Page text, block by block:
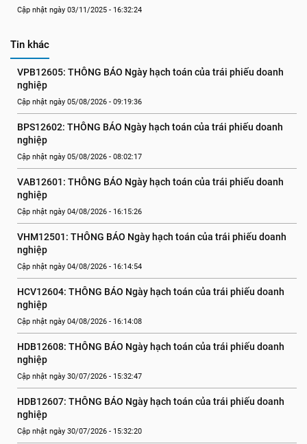
Cập nhật ngày 03/11/2025 - 16:32:24
Tin khác
VPB12605: THÔNG BÁO Ngày hạch toán của trái phiếu doanh
nghiệp
Cập nhật ngày 05/08/2026 - 09:19:36
BPS12602: THÔNG BÁO Ngày hạch toán của trái phiếu doanh
nghiệp
Cập nhật ngày 05/08/2026 - 08:02:17
VAB12601: THÔNG BÁO Ngày hạch toán của trái phiếu doanh
nghiệp
Cập nhật ngày 04/08/2026 - 16:15:26
VHM12501: THÔNG BÁO Ngày hạch toán của trái phiếu doanh
nghiệp
Cập nhật ngày 04/08/2026 - 16:14:54
HCV12604: THÔNG BÁO Ngày hạch toán của trái phiếu doanh
nghiệp
Cập nhật ngày 04/08/2026 - 16:14:08
HDB12608: THÔNG BÁO Ngày hạch toán của trái phiếu doanh
nghiệp
Cập nhật ngày 30/07/2026 - 15:32:47
HDB12607: THÔNG BÁO Ngày hạch toán của trái phiếu doanh
nghiệp
Cập nhật ngày 30/07/2026 - 15:32:20